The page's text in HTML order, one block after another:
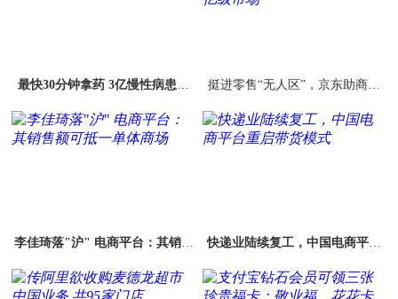
最快30分钟拿药 3亿慢性病患者
挺进零售“无人区”，京东助商家
李佳琦落"沪" 电商平台：其销售
快递业陆续复工，中国电商平台